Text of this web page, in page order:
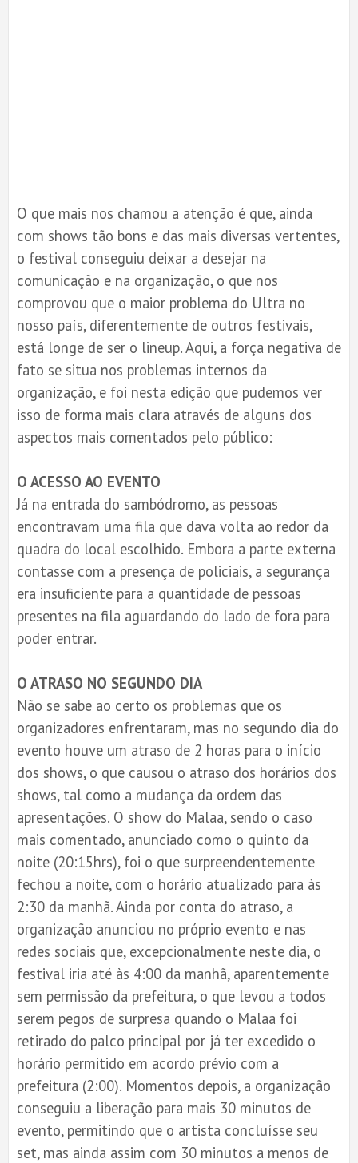
O que mais nos chamou a atenção é que, ainda
com shows tão bons e das mais diversas vertentes,
o festival conseguiu deixar a desejar na
comunicação e na organização, o que nos
comprovou que o maior problema do Ultra no
nosso país, diferentemente de outros festivais,
está longe de ser o lineup. Aqui, a força negativa de
fato se situa nos problemas internos da
organização, e foi nesta edição que pudemos ver
isso de forma mais clara através de alguns dos
aspectos mais comentados pelo público:
O ACESSO AO EVENTO
Já na entrada do sambódromo, as pessoas
encontravam uma fila que dava volta ao redor da
quadra do local escolhido. Embora a parte externa
contasse com a presença de policiais, a segurança
era insuficiente para a quantidade de pessoas
presentes na fila aguardando do lado de fora para
poder entrar.
O ATRASO NO SEGUNDO DIA
Não se sabe ao certo os problemas que os
organizadores enfrentaram, mas no segundo dia do
evento houve um atraso de 2 horas para o início
dos shows, o que causou o atraso dos horários dos
shows, tal como a mudança da ordem das
apresentações. O show do Malaa, sendo o caso
mais comentado, anunciado como o quinto da
noite (20:15hrs), foi o que surpreendentemente
fechou a noite, com o horário atualizado para às
2:30 da manhã. Ainda por conta do atraso, a
organização anunciou no próprio evento e nas
redes sociais que, excepcionalmente neste dia, o
festival iria até às 4:00 da manhã, aparentemente
sem permissão da prefeitura, o que levou a todos
serem pegos de surpresa quando o Malaa foi
retirado do palco principal por já ter excedido o
horário permitido em acordo prévio com a
prefeitura (2:00). Momentos depois, a organização
conseguiu a liberação para mais 30 minutos de
evento, permitindo que o artista concluísse seu
set, mas ainda assim com 30 minutos a menos de